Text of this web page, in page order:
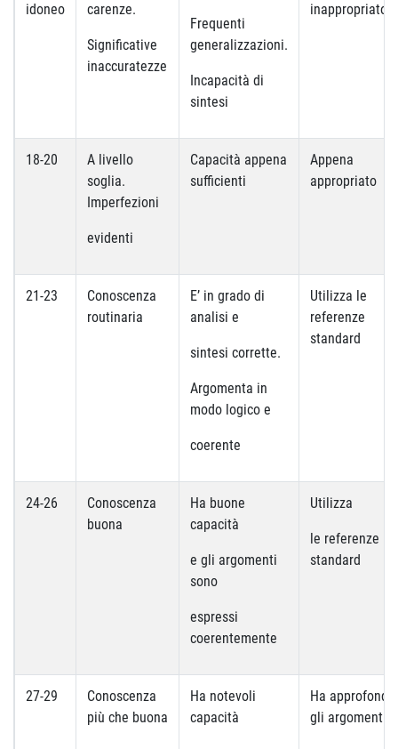
idoneo
carenze.
Significative
inaccuratezze
Frequenti
generalizzazioni.
Incapacità di
sintesi
inappropriato
18-20
A livello
soglia.
Imperfezioni
evidenti
Capacità appena
sufficienti
Appena
appropriato
21-23
Conoscenza
routinaria
E’ in grado di
analisi e
sintesi corrette.
Argomenta in
modo logico e
coerente
Utilizza le
referenze
standard
24-26
Conoscenza
buona
Ha buone
capacità
e gli argomenti
sono
espressi
coerentemente
Utilizza
le referenze
standard
27-29
Conoscenza
più che buona
Ha notevoli
capacità
Ha
gli argomenti